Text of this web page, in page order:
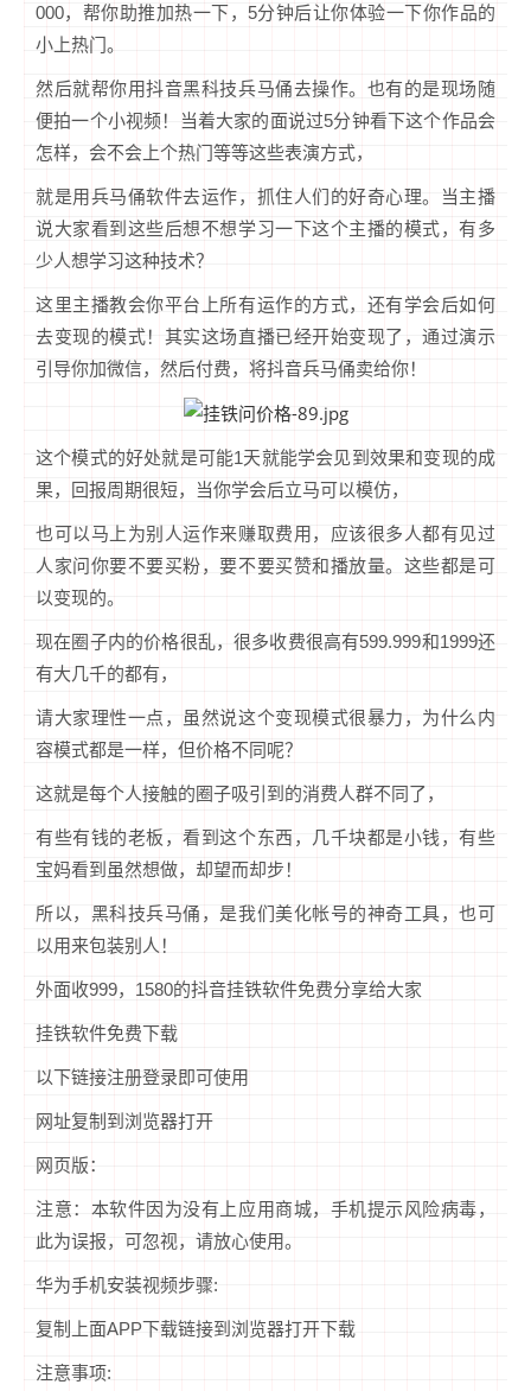
000，帮你助推加热一下，5分钟后让你体验一下你作品的
小上热门。
然后就帮你用抖音黑科技兵马俑去操作。也有的是现场随
便拍一个小视频！当着大家的面说过5分钟看下这个作品会
怎样，会不会上个热门等等这些表演方式，
就是用兵马俑软件去运作，抓住人们的好奇心理。当主播
说大家看到这些后想不想学习一下这个主播的模式，有多
少人想学习这种技术？
这里主播教会你平台上所有运作的方式，还有学会后如何
去变现的模式！其实这场直播已经开始变现了，通过演示
引导你加微信，然后付费，将抖音兵马俑卖给你！
这个模式的好处就是可能1天就能学会见到效果和变现的成
果，回报周期很短，当你学会后立马可以模仿，
也可以马上为别人运作来赚取费用，应该很多人都有见过
人家问你要不要买粉，要不要买赞和播放量。这些都是可
以变现的。
现在圈子内的价格很乱，很多收费很高有599.999和1999还
有大几千的都有，
请大家理性一点，虽然说这个变现模式很暴力，为什么内
容模式都是一样，但价格不同呢？
这就是每个人接触的圈子吸引到的消费人群不同了，
有些有钱的老板，看到这个东西，几千块都是小钱，有些
宝妈看到虽然想做，却望而却步！
所以，黑科技兵马俑，是我们美化帐号的神奇工具，也可
以用来包装别人！
外面收999，1580的抖音挂铁软件免费分享给大家
挂铁软件免费下载
以下链接注册登录即可使用
网址复制到浏览器打开
网页版：
注意：本软件因为没有上应用商城，手机提示风险病毒，
此为误报，可忽视，请放心使用。
华为手机安装视频步骤:
复制上面APP下载链接到浏览器打开下载
注意事项: